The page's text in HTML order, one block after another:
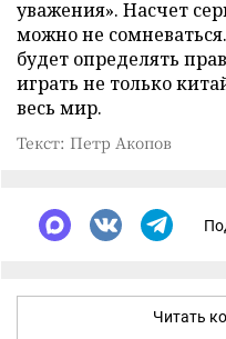
уважения». Насчет
можно не
будет определять
играть не только
весь мир.
Текст: Петр Акопов
Читать